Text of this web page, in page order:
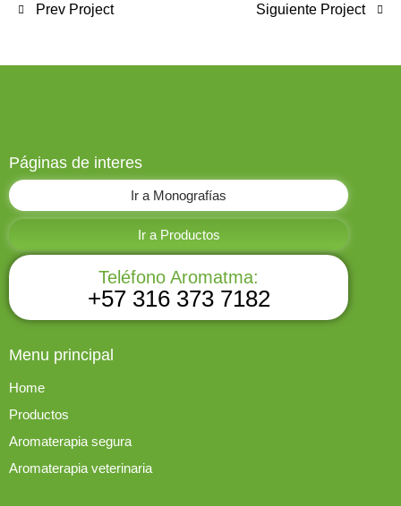
Prev Project Siguiente Project
Páginas de interes
Ir a Monografías
Ir a Productos
Teléfono Aromatma:
+57 316 373 7182
Menu principal
Home
Productos
Aromaterapia segura
Aromaterapia veterinaria